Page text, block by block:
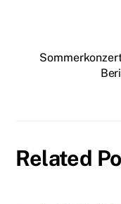
Related